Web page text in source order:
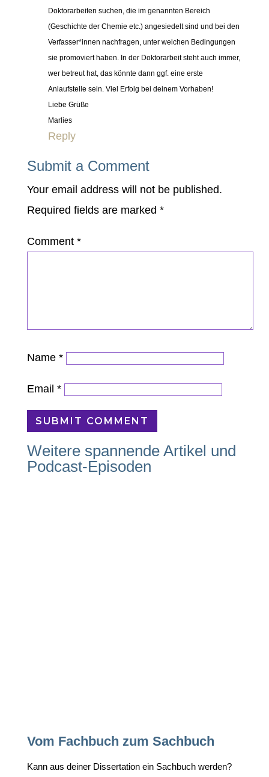
Doktorarbeiten suchen, die im genannten Bereich
(Geschichte der Chemie etc.) angesiedelt sind und bei den
Verfasser*innen nachfragen, unter welchen Bedingungen
sie promoviert haben. In der Doktorarbeit steht auch immer,
wer betreut hat, das könnte dann ggf. eine erste
Anlaufstelle sein. Viel Erfolg bei deinem Vorhaben!
Liebe Grüße
Marlies
Reply
Submit a Comment
Your email address will not be published.
Required fields are marked *
Comment *
Name *
Email *
SUBMIT COMMENT
Weitere spannende Artikel und
Podcast-Episoden
Vom Fachbuch zum Sachbuch
Kann aus deiner Dissertation ein Sachbuch werden?